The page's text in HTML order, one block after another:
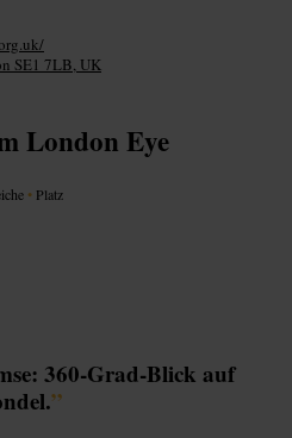
SE1 7LB, UK
London Eye
• Platz
360‑Grad‑Blick auf
”